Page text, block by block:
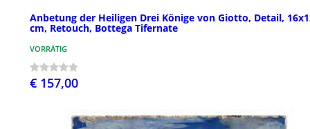
Anbetung der Heiligen Drei Könige von Giotto, Detail,
cm, Retouch, Bottega Tifernate
VORRÄTIG
€ 157,00